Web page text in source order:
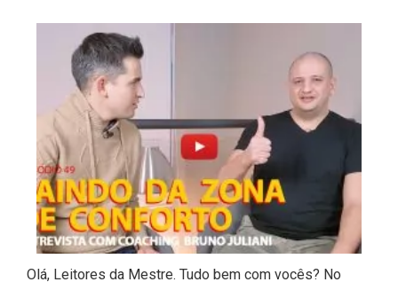
Olá, Leitores da Mestre. Tudo bem com vocês? No